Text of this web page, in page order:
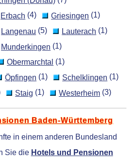
Erbach (4) Griesingen (1)
Langenau (5) Lauterach (1)
Munderkingen (1)
Obermarchtal (1)
Öpfingen (1) Schelklingen (1)
Staig (1) Westerheim (3)
Baden-Württemberg
in einem anderen Bundesland
Sie die Hotels und Pensionen